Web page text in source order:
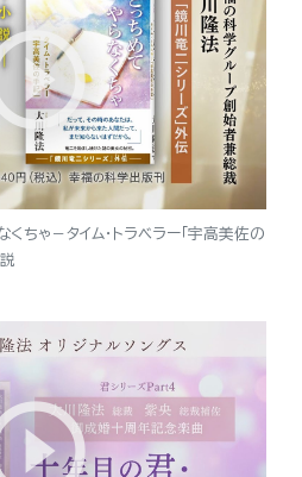
ちゃ－タイム・トラベラー「宇高美佐の